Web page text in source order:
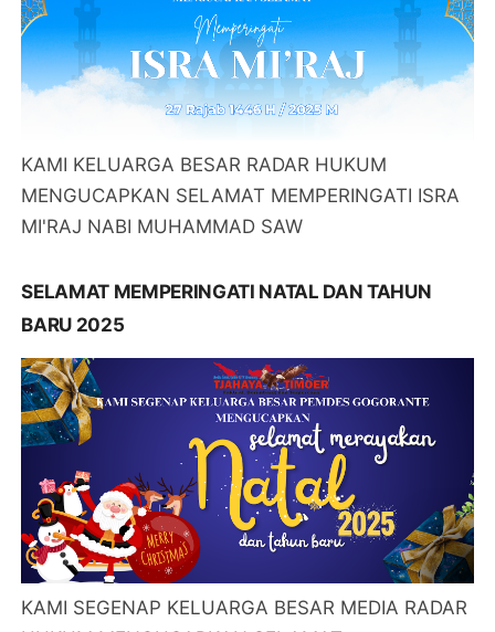
KAMI KELUARGA BESAR RADAR HUKUM
MENGUCAPKAN SELAMAT MEMPERINGATI ISRA
MI'RAJ NABI MUHAMMAD SAW
SELAMAT MEMPERINGATI NATAL DAN TAHUN
BARU 2025
KAMI SEGENAP KELUARGA BESAR MEDIA RADAR